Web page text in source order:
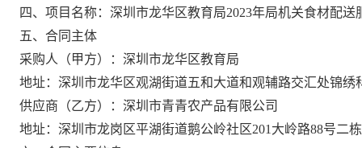
四、项目名称：深圳市龙华区教育局2023年局机关食材配送
五、合同主体
采购人（甲方）：深圳市龙华区教育局
地址：深圳市龙华区观湖街道五和大道和观辅路交汇处锦绣
供应商（乙方）：深圳市青青农产品有限公司
地址：深圳市龙岗区平湖街道鹅公岭社区201大岭路88号二